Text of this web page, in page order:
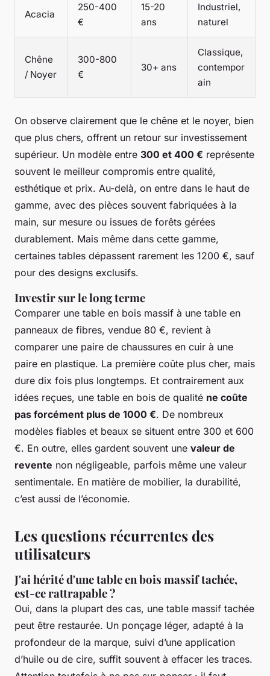
Acacia
250-400
€
15-20
ans
Industriel,
naturel
Chêne
/ Noyer
300-800
€
30+ ans
Classique,
contempor
ain
On observe clairement que le chêne et le noyer, bien
que plus chers, offrent un retour sur investissement
supérieur. Un modèle entre 300 et 400 € représente
souvent le meilleur compromis entre qualité,
esthétique et prix. Au-delà, on entre dans le haut de
gamme, avec des pièces souvent fabriquées à la
main, sur mesure ou issues de forêts gérées
durablement. Mais même dans cette gamme,
certaines tables dépassent rarement les 1200 €, sauf
pour des designs exclusifs.
Investir sur le long terme
Comparer une table en bois massif à une table en
panneaux de fibres, vendue 80 €, revient à
comparer une paire de chaussures en cuir à une
paire en plastique. La première coûte plus cher, mais
dure dix fois plus longtemps. Et contrairement aux
idées reçues, une table en bois de qualité ne coûte
pas forcément plus de 1000 €. De nombreux
modèles fiables et beaux se situent entre 300 et 600
€. En outre, elles gardent souvent une valeur de
revente non négligeable, parfois même une valeur
sentimentale. En matière de mobilier, la durabilité,
c’est aussi de l’économie.
Les questions récurrentes des
utilisateurs
J'ai hérité d'une table en bois massif tachée,
est-ce rattrapable ?
Oui, dans la plupart des cas, une table massif tachée
peut être restaurée. Un ponçage léger, adapté à la
profondeur de la marque, suivi d’une application
d’huile ou de cire, suffit souvent à effacer les traces.